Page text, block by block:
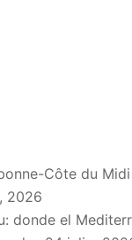
Côte du
2026
donde el